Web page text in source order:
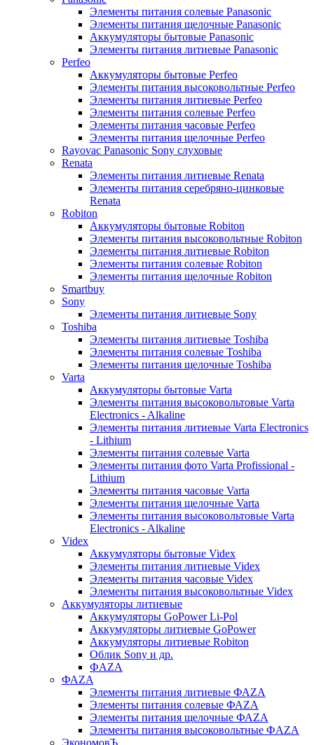
Элементы питания солевые Panasonic
Элементы питания щелочные Panasonic
Аккумуляторы бытовые Panasonic
Элементы питания литиевые Panasonic
Perfeo
Аккумуляторы бытовые Perfeo
Элементы питания высоковольтные Perfeo
Элементы питания литиевые Perfeo
Элементы питания солевые Perfeo
Элементы питания часовые Perfeo
Элементы питания щелочные Perfeo
Rayovac Panasonic Sony слуховые
Renata
Элементы питания литиевые Renata
Элементы питания серебряно-цинковые
Renata
Robiton
Аккумуляторы бытовые Robiton
Элементы питания высоковольтные Robiton
Элементы питания литиевые Robiton
Элементы питания солевые Robiton
Элементы питания щелочные Robiton
Smartbuy
Sony
Элементы питания литиевые Sony
Toshiba
Элементы питания литиевые Toshiba
Элементы питания солевые Toshiba
Элементы питания щелочные Toshiba
Varta
Аккумуляторы бытовые Varta
Элементы питания высоковольтовые Varta
Electronics - Alkaline
Элементы питания литиевые Varta Electronics
- Lithium
Элементы питания солевые Varta
Элементы питания фото Varta Profissional -
Lithium
Элементы питания часовые Varta
Элементы питания щелочные Varta
Элементы питания высоковольтовые Varta
Electronics - Alkaline
Videx
Аккумуляторы бытовые Videx
Элементы питания литиевые Videx
Элементы питания часовые Videx
Элементы питания высоковольтные Videx
Аккумуляторы литиевые
Аккумуляторы GoPower Li-Pol
Аккумуляторы литиевые GoPower
Аккумуляторы литиевые Robiton
Облик Sony и др.
ФAZA
ФАZA
Элементы питания литиевые ФАZА
Элементы питания солевые ФАZА
Элементы питания щелочные ФАZА
Элементы питания высоковольтные ФAZA
ЭкономовЪ